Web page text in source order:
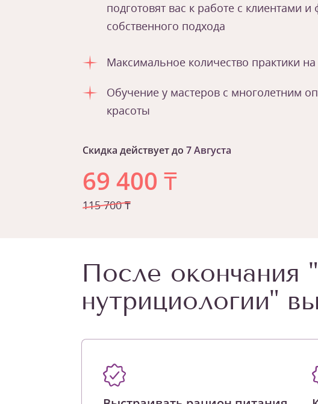
подготовят вас к работе с клиентами
собственного подхода
Максимальное количество практики
Обучение у мастеров с многолетним
красоты
Скидка действует до 7 Августа
69 400 ₸
115 700 ₸
После окончания
нутрициологии"